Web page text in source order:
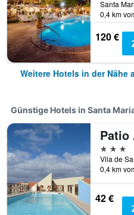
0,4 km
120 €
Weitere Hotels in der Nähe
Günstige Hotels in Santa
3 Sterne
0,4 km
42 €